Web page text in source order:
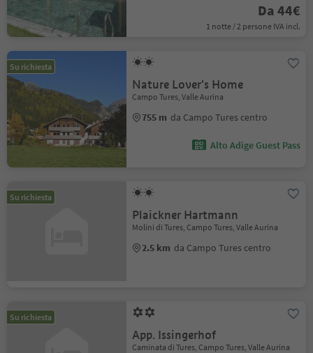
Da 44€
1 notte / 2 persone IVA incl.
Su richiesta
Nature Lover's Home
Campo Tures, Valle Aurina
755 m da Campo Tures centro
Alto Adige Guest Pass
Su richiesta
Plaickner Hartmann
Molini di Tures, Campo Tures, Valle Aurina
2.5 km da Campo Tures centro
Su richiesta
App. Issingerhof
Caminata di Tures, Campo Tures, Valle Aurina